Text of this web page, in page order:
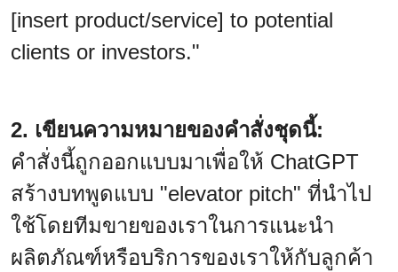
[insert product/service] to potential
clients or investors."
2. เขียนความหมายของคำสั่งชุดนี้:
คำสั่งนี้ถูกออกแบบมาเพื่อให้ ChatGPT
สร้างบทพูดแบบ "elevator pitch" ที่นำไป
ใช้โดยทีมขายของเราในการแนะนำ
ผลิตภัณฑ์หรือบริการของเราให้กับลูกค้า